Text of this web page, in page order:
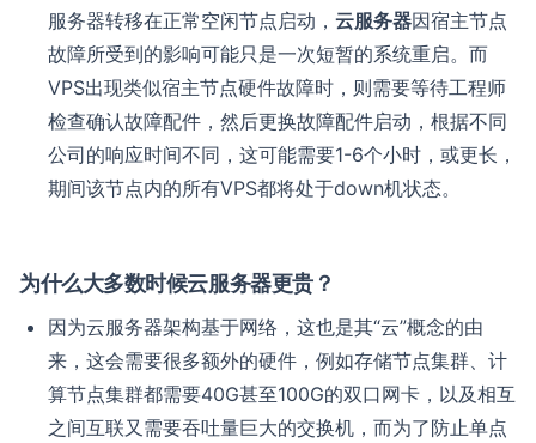
服务器转移在正常空闲节点启动， 云服务器因宿主节点
故障所受到的影响可能只是一次短暂的系统重启。而
VPS出现类似宿主节点硬件故障时，则需要等待工程师
检查确认故障配件，然后更换故障配件启动，根据不同
公司的响应时间不同，这可能需要1-6个小时，或更长，
期间该节点内的所有VPS都将处于down机状态。
为什么大多数时候云服务器更贵？
因为云服务器架构基于网络，这也是其“云”概念的由
来，这会需要很多额外的硬件，例如存储节点集群、计
算节点集群都需要40G甚至100G的双口网卡，以及相互
之间互联又需要吞吐量巨大的交换机，而为了防止单点